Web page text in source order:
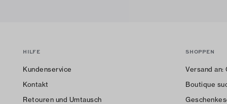
HILFE
Kundenservice
Kontakt
Retouren und Umtausch
SHOPPEN
Versand an:
Boutique